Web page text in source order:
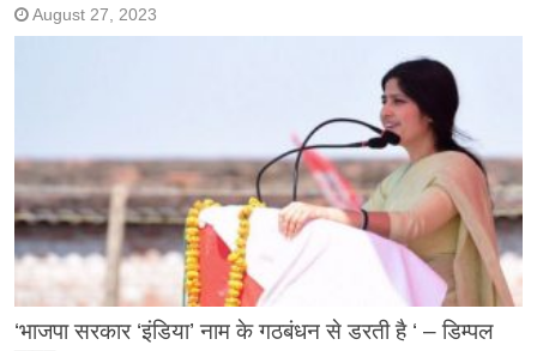
August 27, 2023
‘भाजपा सरकार ‘इंडिया’ नाम के गठबंधन से डरती है ‘ – डिम्पल